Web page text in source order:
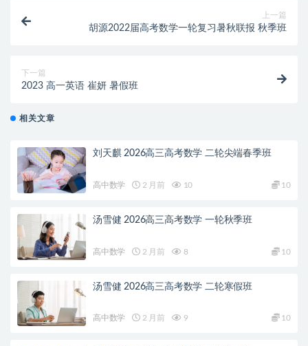
上一篇
胡源2022届高考数学一轮复习暑秋联报 秋季班
下一篇
2023 高一英语 崔妍 暑假班
相关文章
刘天麒 2026高三高考数学 二轮尖端春季班
高中数学 2 月前 10 10
汤雪健 2026高三高考数学 一轮秋季班
高中数学 2 月前 8 10
汤雪健 2026高三高考数学 二轮寒假班
高中数学 2 月前 9 10